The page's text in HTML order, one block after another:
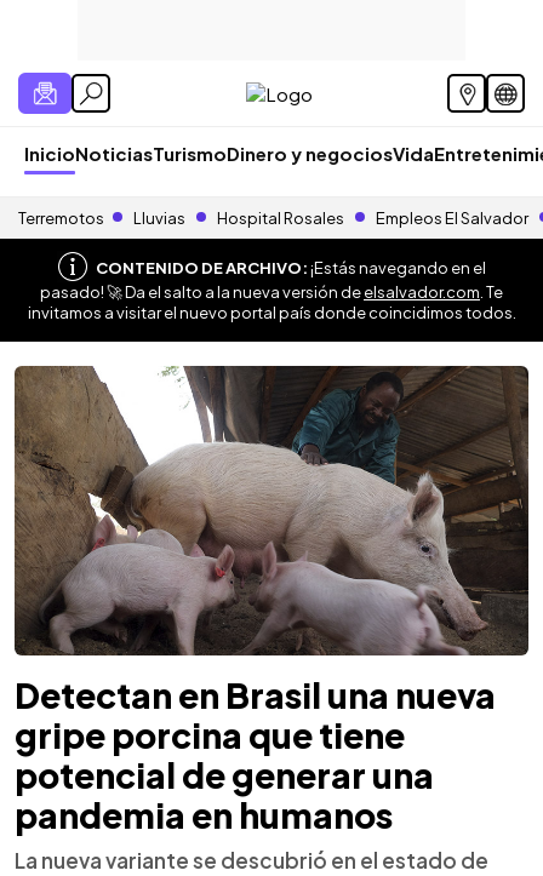
InicioNoticiasTurismoDinero y negociosVida
Terremotos Lluvias Hospital Rosales Empleos El Salvador
CONTENIDO DE ARCHIVO:¡Estás navegando en el
pasado! 🚀 Da el salto a la nueva versión deelsalvador.com . Te
invitamos a visitar el nuevo portal país donde coincidimos todos.
Detectan en Brasil una nueva
gripe porcina que tiene
potencial de generar una
pandemia en humanos
La nueva variante se descubrió en el estado de